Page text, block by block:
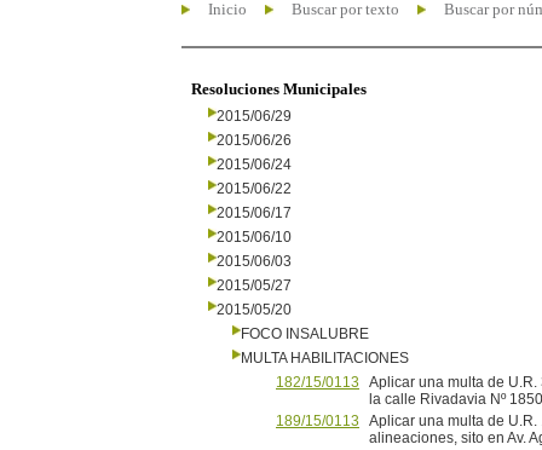
Inicio Buscar por texto Buscar por
Resoluciones Municipales
2015/06/29
2015/06/26
2015/06/24
2015/06/22
2015/06/17
2015/06/10
2015/06/03
2015/05/27
2015/05/20
FOCO INSALUBRE
MULTA HABILITACIONES
182/15/0113
Aplicar una multa de
la calle Rivadavia Nº
189/15/0113
Aplicar una multa de U.R.
alineaciones, sito en Av.